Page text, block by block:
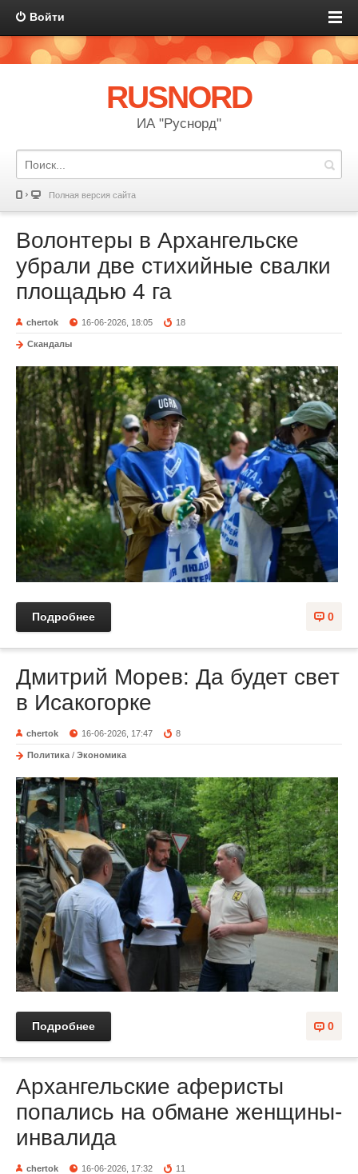
Войти
RUSNORD
ИА "Руснорд"
Полная версия сайта
Волонтеры в Архангельске
убрали две стихийные свалки
площадью 4 га
chertok 16-06-2026, 18:05 18
Скандалы
0
Подробнее
Дмитрий Морев: Да будет свет
в Исакогорке
chertok 16-06-2026, 17:47 8
Политика / Экономика
0
Подробнее
Архангельские аферисты
попались на обмане женщины-
инвалида
chertok 16-06-2026, 17:32 11